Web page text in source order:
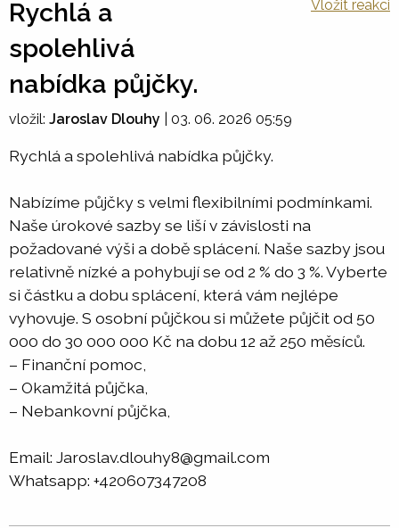
Rychlá a
spolehlivá
nabídka půjčky.
Vložit reakci
vložil: Jaroslav Dlouhy 03. 06. 2026 05:59
Rychlá a spolehlivá nabídka půjčky.
Nabízíme půjčky s velmi flexibilními podmínkami.
Naše úrokové sazby se liší v závislosti na
požadované výši a době splácení. Naše sazby jsou
relativně nízké a pohybují se od 2 % do 3 %. Vyberte
si částku a dobu splácení, která vám nejlépe
vyhovuje. S osobní půjčkou si můžete půjčit od 50
000 do 30 000 000 Kč na dobu 12 až 250 měsíců.
– Finanční pomoc,
– Okamžitá půjčka,
– Nebankovní půjčka,
Email: Jaroslav.dlouhy8@gmail.com
Whatsapp: +420607347208